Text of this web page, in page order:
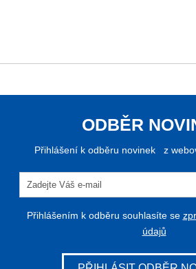
ODBĚR
Přihlášení k odběru novinek z
Přihlášením k odběru souhlasíte se
údajů